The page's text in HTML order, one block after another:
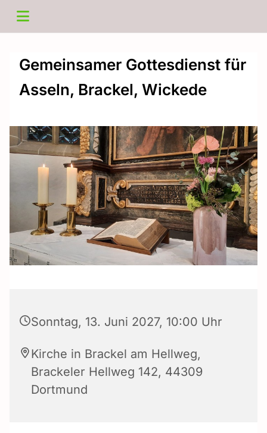
Gemeinsamer Gottesdienst für
Asseln, Brackel, Wickede
Sonntag, 13. Juni 2027, 10:00 Uhr
Kirche in Brackel am Hellweg,
Brackeler Hellweg 142, 44309
Dortmund